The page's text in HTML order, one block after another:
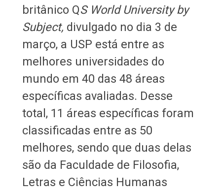
britânico QS World University by
Subject, divulgado no dia 3 de
março, a USP está entre as
melhores universidades do
mundo em 40 das 48 áreas
específicas avaliadas. Desse
total, 11 áreas específicas foram
classificadas entre as 50
melhores, sendo que duas delas
são da Faculdade de Filosofia,
Letras e Ciências Humanas